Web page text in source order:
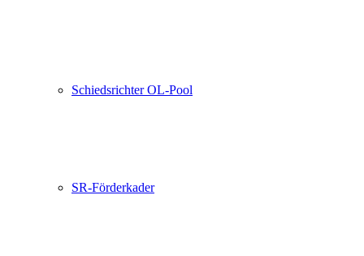
Schiedsrichter OL-Pool
SR-Förderkader